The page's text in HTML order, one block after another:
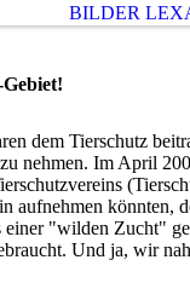
BILDER
dem Tierschutz
nehmen. Im April
aufnehmen könnten,
einer "wilden Zucht"
Und ja, wir